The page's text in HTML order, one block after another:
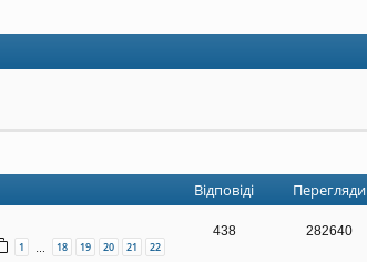
Відповіді Перегляди
1 … 18 19 20 21 22
438 282640